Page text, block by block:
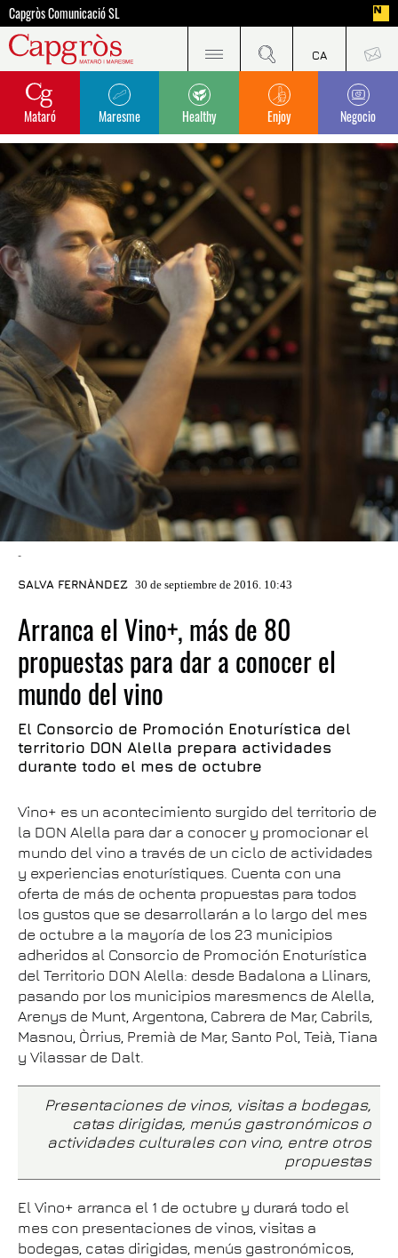
Capgròs Comunicació SL
Mataró Maresme Healthy Enjoy Negocio
-
SALVA FERNÀNDEZ 30 de septiembre de 2016. 10:43
Arranca el Vino+, más de 80
propuestas para dar a conocer el
mundo del vino
El Consorcio de Promoción Enoturística del
territorio DON Alella prepara actividades
durante todo el mes de octubre
Vino+ es un acontecimiento surgido del territorio de
la DON Alella para dar a conocer y promocionar el
mundo del vino a través de un ciclo de actividades
y experiencias enoturístiques. Cuenta con una
oferta de más de ochenta propuestas para todos
los gustos que se desarrollarán a lo largo del mes
de octubre a la mayoría de los 23 municipios
adheridos al Consorcio de Promoción Enoturística
del Territorio DON Alella: desde Badalona a Llinars,
pasando por los municipios maresmencs de Alella,
Arenys de Munt, Argentona, Cabrera de Mar, Cabrils,
Masnou, Òrrius, Premià de Mar, Santo Pol, Teià, Tiana
y Vilassar de Dalt.
Presentaciones de vinos, visitas a bodegas,
catas dirigidas, menús gastronómicos o
actividades culturales con vino, entre otros
propuestas
El Vino+ arranca el 1 de octubre y durará todo el
mes con presentaciones de vinos, visitas a
bodegas, catas dirigidas, menús gastronómicos,